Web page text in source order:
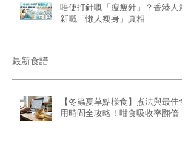
唔使打針嘅「瘦瘦針」？香港人最
新嘅「懶人瘦身」真相
最新食譜
【冬蟲夏草點樣食】煮法與最佳食
用時間全攻略！咁食吸收率翻倍